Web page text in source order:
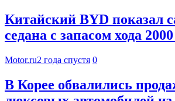
Китайский BYD показал
седана с запасом хода
Motor.ru2 года спустя 0
В Корее обвалились